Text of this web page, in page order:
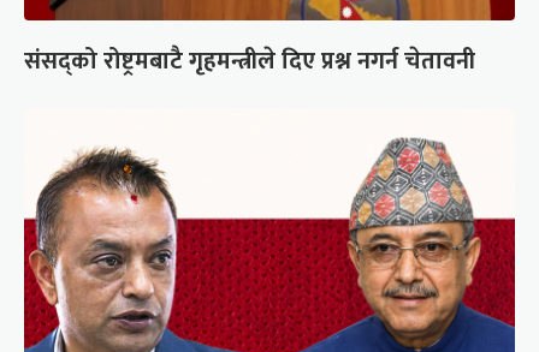
संसद्को रोष्ट्रमबाटै गृहमन्त्रीले दिए प्रश्न नगर्न चेतावनी